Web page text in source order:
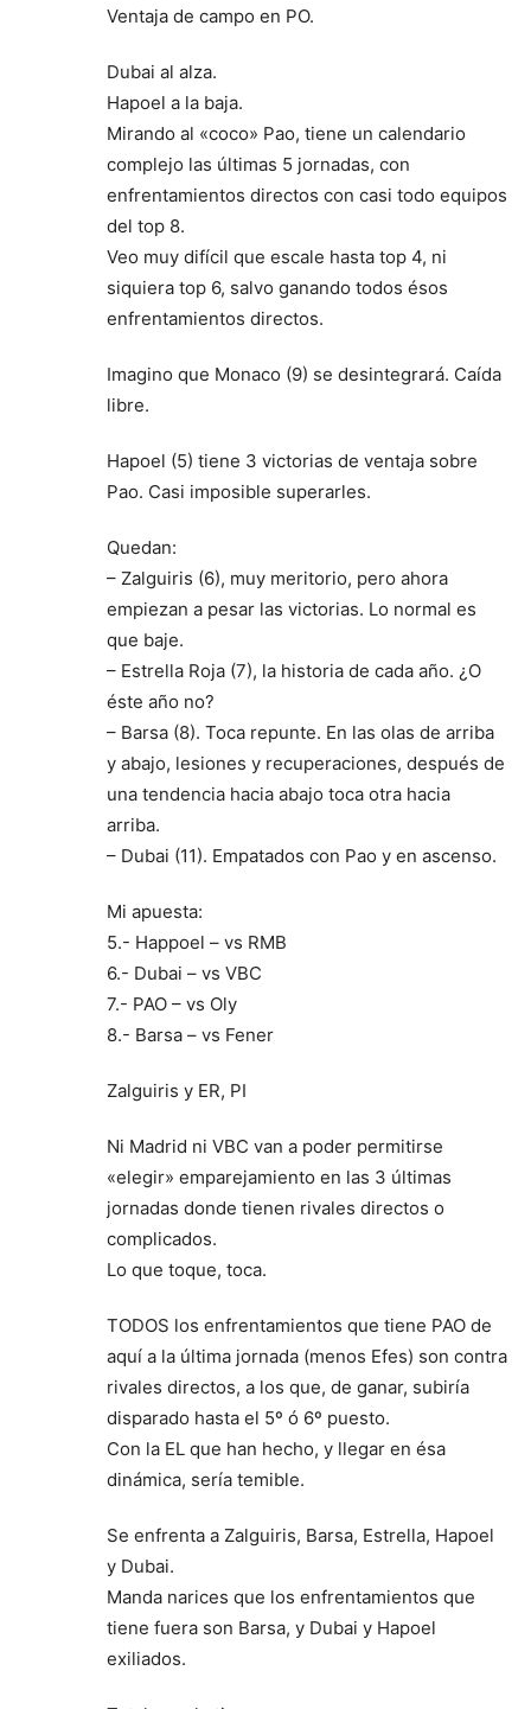
Ventaja de campo en PO.
Dubai al alza.
Hapoel a la baja.
Mirando al «coco» Pao, tiene un calendario
complejo las últimas 5 jornadas, con
enfrentamientos directos con casi todo equipos
del top 8.
Veo muy difícil que escale hasta top 4, ni
siquiera top 6, salvo ganando todos ésos
enfrentamientos directos.
Imagino que Monaco (9) se desintegrará. Caída
libre.
Hapoel (5) tiene 3 victorias de ventaja sobre
Pao. Casi imposible superarles.
Quedan:
– Zalguiris (6), muy meritorio, pero ahora
empiezan a pesar las victorias. Lo normal es
que baje.
– Estrella Roja (7), la historia de cada año. ¿O
éste año no?
– Barsa (8). Toca repunte. En las olas de arriba
y abajo, lesiones y recuperaciones, después de
una tendencia hacia abajo toca otra hacia
arriba.
– Dubai (11). Empatados con Pao y en ascenso.
Mi apuesta:
5.- Happoel – vs RMB
6.- Dubai – vs VBC
7.- PAO – vs Oly
8.- Barsa – vs Fener
Zalguiris y ER, PI
Ni Madrid ni VBC van a poder permitirse
«elegir» emparejamiento en las 3 últimas
jornadas donde tienen rivales directos o
complicados.
Lo que toque, toca.
TODOS los enfrentamientos que tiene PAO de
aquí a la última jornada (menos Efes) son contra
rivales directos, a los que, de ganar, subiría
disparado hasta el 5º ó 6º puesto.
Con la EL que han hecho, y llegar en ésa
dinámica, sería temible.
Se enfrenta a Zalguiris, Barsa, Estrella, Hapoel
y Dubai.
Manda narices que los enfrentamientos que
tiene fuera son Barsa, y Dubai y Hapoel
exiliados.